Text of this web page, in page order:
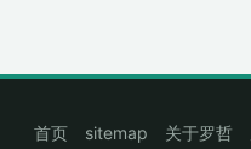
首页 sitemap 关于罗哲